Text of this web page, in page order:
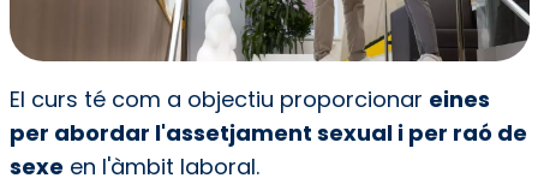
El curs té com a objectiu proporcionar eines
per abordar l'assetjament sexual i per raó de
sexe en l'àmbit laboral.